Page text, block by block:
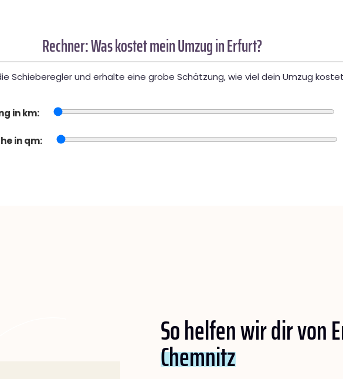
Rechner: Was kostet mein Umzug in Erfurt?
Schieberegler und erhalte eine grobe Schätzung, wie viel dein Umzug
in km:
in qm:
So helfen wir dir von
Chemnitz